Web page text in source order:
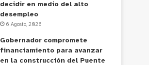
decidir en medio del alto
desempleo
6 Agosto, 2026
Gobernador compromete
financiamiento para avanzar
en la construcción del Puente